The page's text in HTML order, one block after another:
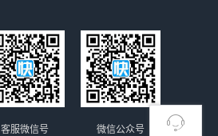
微信公众号
客服微信号